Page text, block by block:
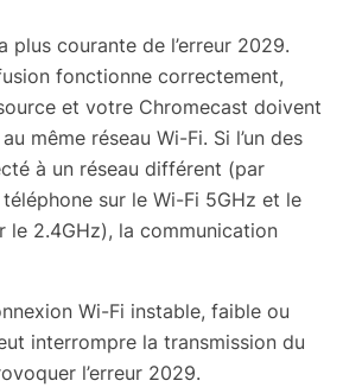
plus courante de l’erreur 2029.
fonctionne correctement,
et votre Chromecast doivent
même réseau Wi-Fi. Si l’un des
à un réseau différent (par
sur le Wi-Fi 5GHz et le
le 2.4GHz), la communication
Wi-Fi instable, faible ou
interrompre la transmission du
l’erreur 2029.